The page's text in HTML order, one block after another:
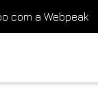
com a Webpeak